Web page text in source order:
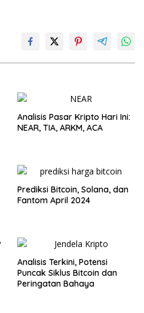
Analisis Pasar Kripto Hari Ini:
NEAR, TIA, ARKM, ACA
Prediksi Bitcoin, Solana, dan
Fantom April 2024
Analisis Terkini, Potensi
Puncak Siklus Bitcoin dan
Peringatan Bahaya